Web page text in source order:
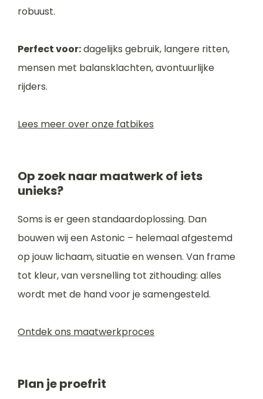
robuust.
Perfect voor:dagelijks gebruik, langere ritten,
mensen met balansklachten, avontuurlijke
rijders.
Lees meer over onze fatbikes
Op zoek naar maatwerk of iets
unieks?
Soms is er geen standaardoplossing. Dan
bouwen wij een Astonic – helemaal afgestemd
op jouw lichaam, situatie en wensen. Van frame
tot kleur, van versnelling tot zithouding: alles
wordt met de hand voor je samengesteld.
Ontdek ons maatwerkproces
Plan je proefrit